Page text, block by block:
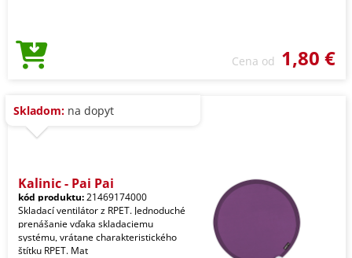
Cena od 1,80 €
Skladom: na dopyt
Kalinic - Pai Pai
kód produktu:21469174000
Skladací ventilátor z RPET. Jednoduché
prenášanie vďaka skladaciemu
systému, vrátane charakteristického
štítku RPET. Mat